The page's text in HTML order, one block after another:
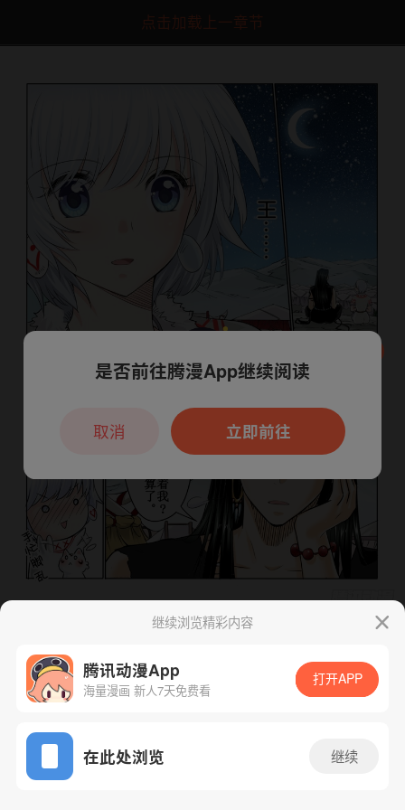
点击加载上一章节
App免费看
下一话 腾漫App免费看
继续浏览精彩内容
腾讯动漫App
海量漫画 新人7天免费看
打开APP
在此处浏览 继续
本章节仅支持App阅读，可打开App新用
户7天免费看
是否前往腾漫App继续阅读
立即前往
取消